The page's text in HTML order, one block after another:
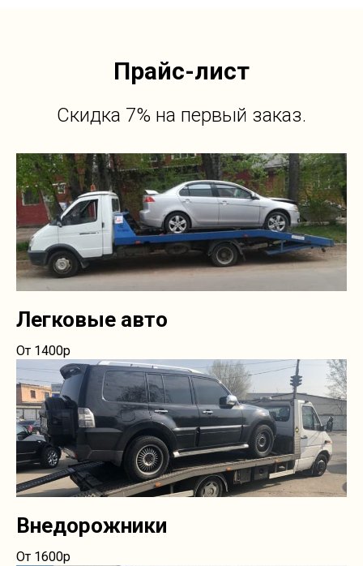
Прайс-лист
Скидка 7% на первый заказ.
Легковые авто
От 1400р
Внедорожники
От 1600р